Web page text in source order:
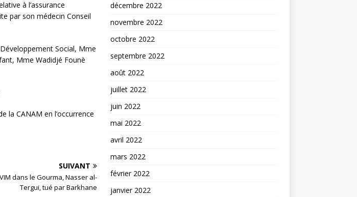
à l’assurance
par son médecin Conseil
Social, Mme
Mme Wadidjé Founè
la CANAM en l’occurrence
SUIVANT
dans le Gourma, Nasser al-
Tergui, tué par Barkhane
décembre 2022
novembre 2022
octobre 2022
septembre 2022
août 2022
juillet 2022
juin 2022
mai 2022
avril 2022
mars 2022
février 2022
janvier 2022